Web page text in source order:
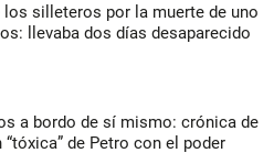
los silleteros por la muerte de uno
llevaba dos días desaparecido
a bordo de sí mismo: crónica de
“tóxica” de Petro con el poder